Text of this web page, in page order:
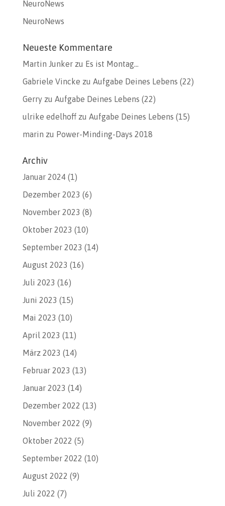
NeuroNews
NeuroNews
Neueste Kommentare
Martin Junkerzu Es ist Montag…
Gabriele Vincke zu Aufgabe Deines Lebens (22)
Gerryzu Aufgabe Deines Lebens (22)
ulrike edelhoffzu Aufgabe Deines Lebens (15)
marin zu Power-Minding-Days 2018
Archiv
Januar 2024(1)
Dezember 2023 (6)
November 2023 (8)
Oktober 2023 (10)
September 2023 (14)
August 2023 (16)
Juli 2023 (16)
Juni 2023 (15)
Mai 2023 (10)
April 2023 (11)
März 2023 (14)
Februar 2023 (13)
Januar 2023 (14)
Dezember 2022 (13)
November 2022 (9)
Oktober 2022 (5)
September 2022 (10)
August 2022 (9)
Juli 2022 (7)